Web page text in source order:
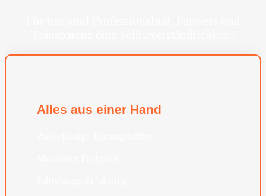
Alles aus einer Hand